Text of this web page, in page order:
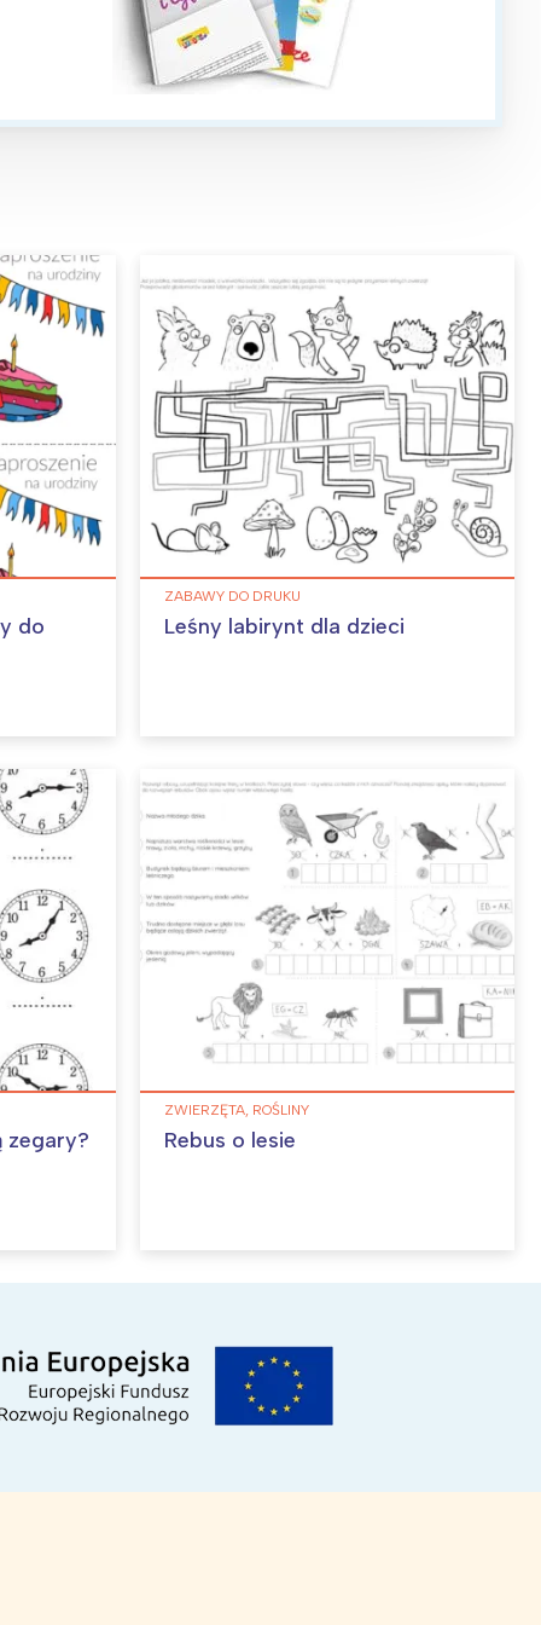
do
ZABAWY DO DRUKU
Leśny labirynt dla dzieci
zegary?
ZWIERZĘTA, ROŚLINY
Rebus o lesie